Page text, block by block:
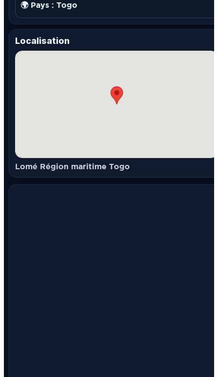
🌍 Pays : Togo
Localisation
Lomé Région maritime Togo